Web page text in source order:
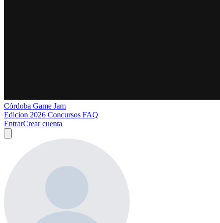
Córdoba Game Jam
Edicion 2026 Concursos FAQ
EntrarCrear cuenta